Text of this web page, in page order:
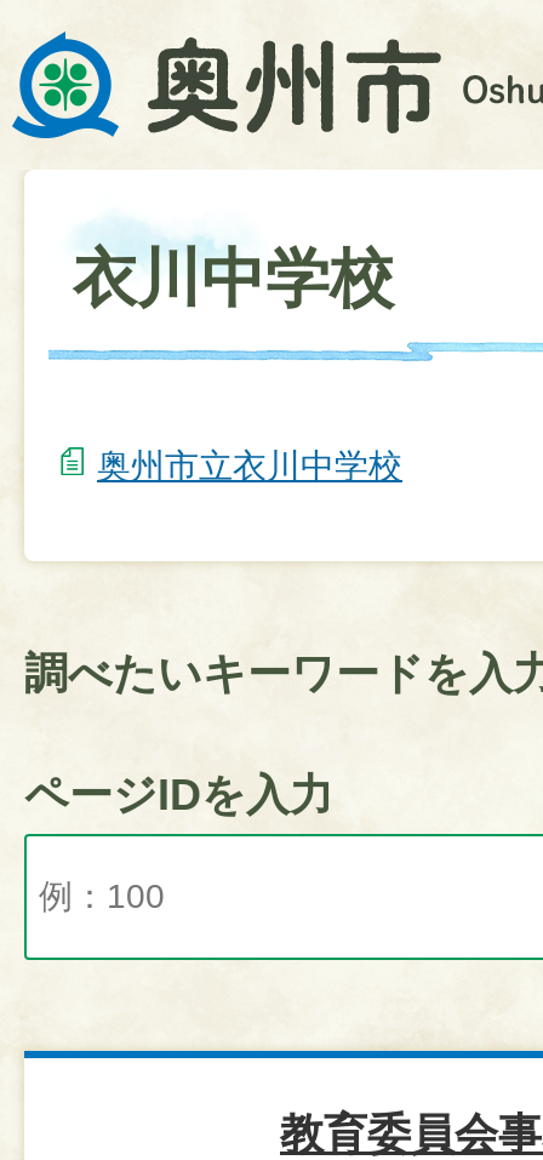
衣川中学校
奥州市立衣川中学校
調べたいキーワードを入
ページIDを入力
教育委員会